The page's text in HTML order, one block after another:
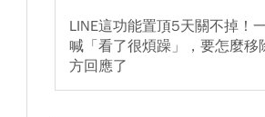
LINE這功能置頂5天關不掉！
喊「看了很煩躁」，要怎麼移
方回應了